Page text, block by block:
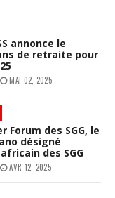
annonce le
de retraite pour
MAI 02, 2025
Forum des SGG, le
désigné
des SGG
AVR 12, 2025